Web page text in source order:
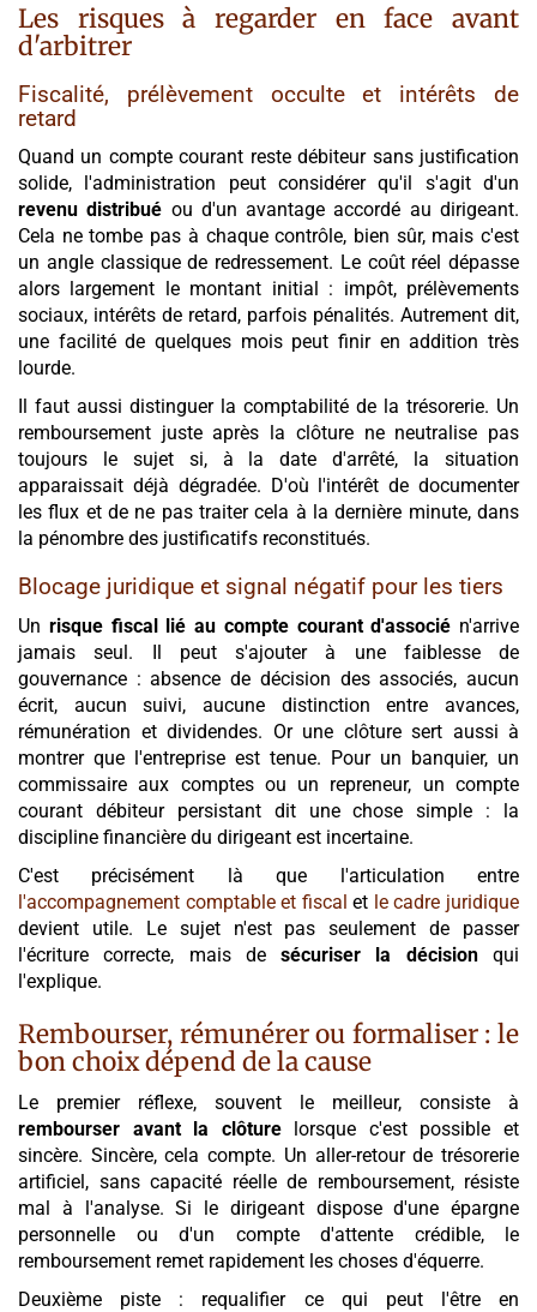
Les risques à regarder en face avant
d'arbitrer
Fiscalité, prélèvement occulte et intérêts de
retard
Quand un compte courant reste débiteur sans justification
solide, l'administration peut considérer qu'il s'agit d'un
revenu distribué ou d'un avantage accordé au dirigeant.
Cela ne tombe pas à chaque contrôle, bien sûr, mais c'est
un angle classique de redressement. Le coût réel dépasse
alors largement le montant initial : impôt, prélèvements
sociaux, intérêts de retard, parfois pénalités. Autrement dit,
une facilité de quelques mois peut finir en addition très
lourde.
Il faut aussi distinguer la comptabilité de la trésorerie. Un
remboursement juste après la clôture ne neutralise pas
toujours le sujet si, à la date d'arrêté, la situation
apparaissait déjà dégradée. D'où l'intérêt de documenter
les flux et de ne pas traiter cela à la dernière minute, dans
la pénombre des justificatifs reconstitués.
Blocage juridique et signal négatif pour les tiers
Un risque fiscal lié au compte courant d'associé n'arrive
jamais seul. Il peut s'ajouter à une faiblesse de
gouvernance : absence de décision des associés, aucun
écrit, aucun suivi, aucune distinction entre avances,
rémunération et dividendes. Or une clôture sert aussi à
montrer que l'entreprise est tenue. Pour un banquier, un
commissaire aux comptes ou un repreneur, un compte
courant débiteur persistant dit une chose simple : la
discipline financière du dirigeant est incertaine.
C'est précisément là que l'articulation entre
l'accompagnement comptable et fiscal et le cadre juridique
devient utile. Le sujet n'est pas seulement de passer
l'écriture correcte, mais desécuriser la décisionqui
l'explique.
Rembourser, rémunérer ou formaliser : le
bon choix dépend de la cause
Le premier réflexe, souvent le meilleur, consiste à
rembourser avant la clôturelorsque c'est possible et
sincère. Sincère, cela compte. Un aller-retour de trésorerie
artificiel, sans capacité réelle de remboursement, résiste
mal à l'analyse. Si le dirigeant dispose d'une épargne
personnelle ou d'un compte d'attente crédible, le
remboursement remet rapidement les choses d'équerre.
Deuxième piste : requalifier ce qui peut l'être en